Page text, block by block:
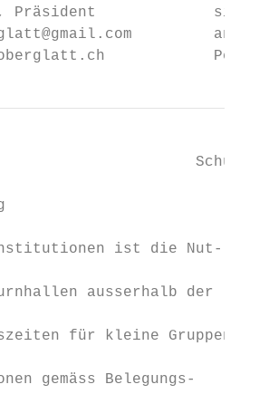
Präsident             sind,
Schulen
ist die Nut-
ausserhalb der
für kleine Gruppen
gemäss Belegungs-